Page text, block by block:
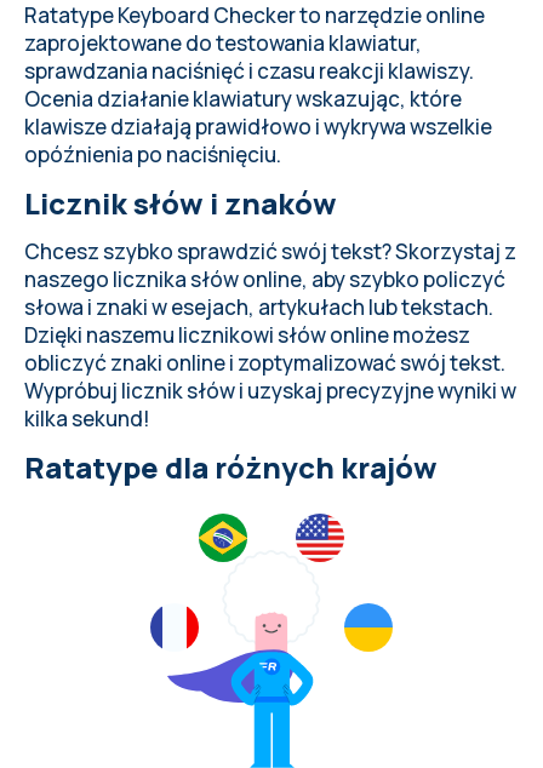
Ratatype Keyboard Checker to narzędzie online
zaprojektowane dotestowania klawiatur,
sprawdzania naciśnięć i czasu reakcji klawiszy.
Ocenia działanie klawiatury wskazując, które
klawisze działają prawidłowo i wykrywa wszelkie
opóźnienia po naciśnięciu.
Licznik słów i znaków
Chcesz szybko sprawdzić swój tekst? Skorzystaj z
naszego licznika słów online, aby szybko policzyć
słowa i znaki w esejach, artykułach lub tekstach.
Dzięki naszemu licznikowi słów online możesz
obliczyć znaki online i zoptymalizować swój tekst.
Wypróbuj licznik słów i uzyskaj precyzyjne wyniki w
kilka sekund!
Ratatype dla różnych krajów